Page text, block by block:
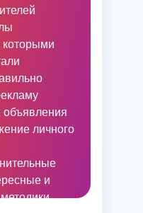
которыми
личного
и